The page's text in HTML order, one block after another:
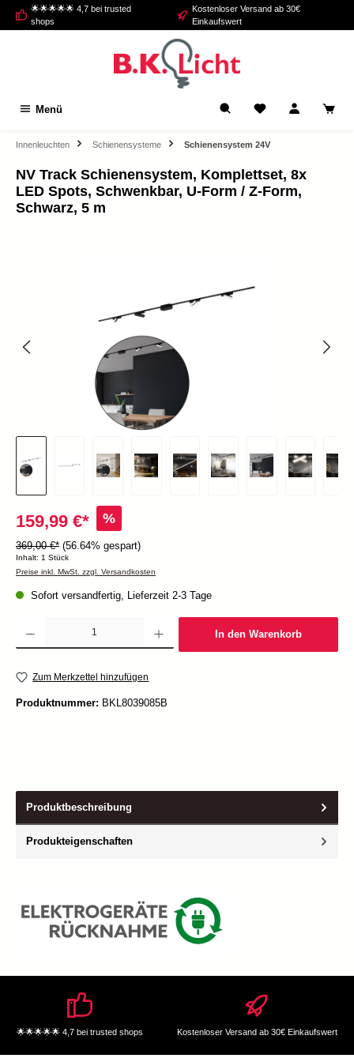
springen
🌟🌟🌟🌟🌟 4,7 bei trusted
shops
Kostenloser Versand ab 30€
Einkaufswert
Menü
Innenleuchten Schienensysteme Schienensystem 24V
NV Track Schienensystem, Komplettset, 8x
LED Spots, Schwenkbar, U-Form / Z-Form,
Schwarz, 5 m
159,99 €* %
369,00 €* (56.64% gespart)
Inhalt: 1 Stück
Preise inkl. MwSt. zzgl. Versandkosten
Sofort versandfertig, Lieferzeit 2-3 Tage
Produkt Anzahl: Gib den gewünschten Wert ein oder benutze die Schaltflächen um die
In den Warenkorb
Zum Merkzettel hinzufügen
Produktnummer: BKL8039085B
Produktbeschreibung
Produkteigenschaften
🌟🌟🌟🌟🌟 4,7 bei trusted shops Kostenloser Versand ab 30€ Einkaufswert